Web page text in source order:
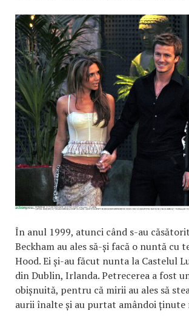
În anul 1999, atunci când s-au
Beckham au ales să-și facă o nuntă cu
Hood. Ei și-au făcut nunta la Castelul
din Dublin, Irlanda. Petrecerea a fost
obișnuită, pentru că mirii au ales să
aurii înalte și au purtat amândoi ținute